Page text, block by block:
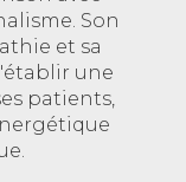
Son
et sa
une
patients,